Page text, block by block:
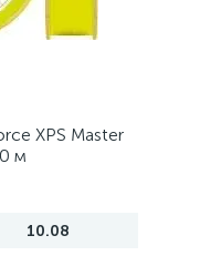
XPS Master
м
10.08